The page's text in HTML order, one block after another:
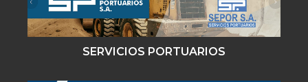
SERVICIOS PORTUARIOS